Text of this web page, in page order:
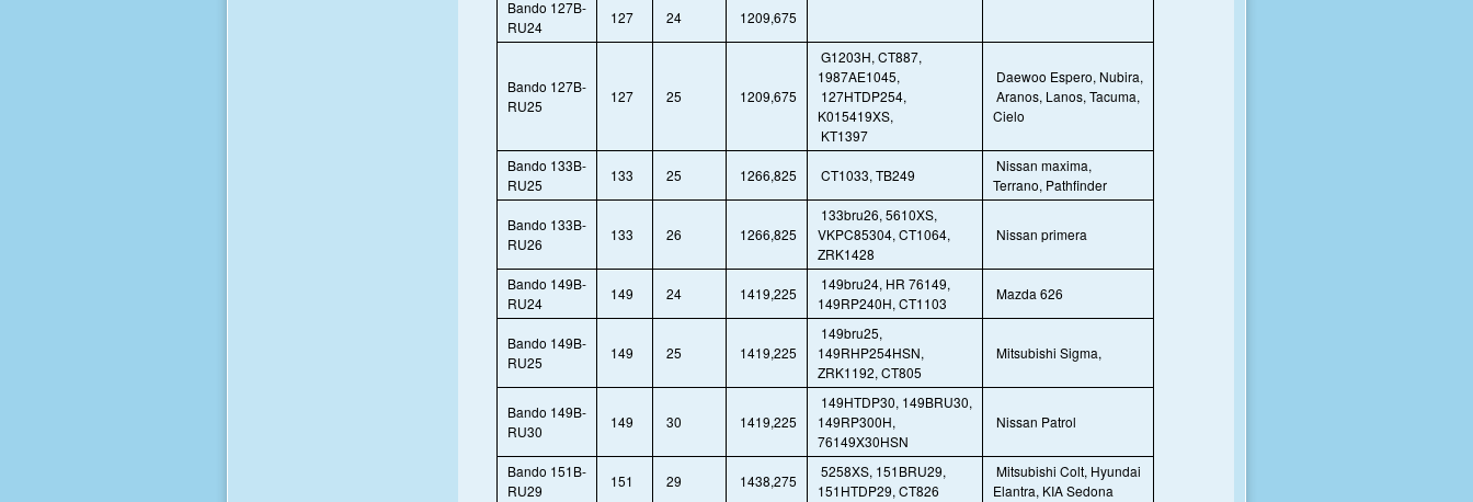
Bando 127B-
RU24
127 24 1209,675
Bando 127B-
RU25
127 25 1209,675
G1203H, CT887,
1987AE1045,
127HTDP254,
K015419XS,
KT1397
Daewoo Espero, Nubira,
Aranos, Lanos, Tacuma,
Cielo
Bando 133B-
RU25
133 25 1266,825 CT1033, TB249
Nissan maxima,
Terrano, Pathfinder
Bando 133B-
RU26
133 26 1266,825
133bru26, 5610XS,
VKPC85304, CT1064,
ZRK1428
Nissan primera
Bando 149B-
RU24
149 24 1419,225
149bru24, HR 76149,
149RP240H, CT1103
Mazda 626
Bando 149B-
RU25
149 25 1419,225
149bru25,
149RHP254HSN,
ZRK1192, CT805
Mitsubishi Sigma,
Bando 149B-
RU30
149 30 1419,225
149HTDP30, 149BRU30,
149RP300H,
76149X30HSN
Nissan Patrol
Bando 151B-
RU29
151 29 1438,275
5258XS, 151BRU29,
151HTDP29, CT826
Mitsubishi Colt, Hyundai
Elantra, KIA Sedona